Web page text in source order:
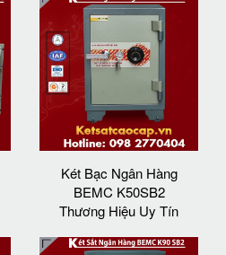
Két Bạc Ngân Hàng
BEMC K50SB2
Thương Hiệu Uy Tín